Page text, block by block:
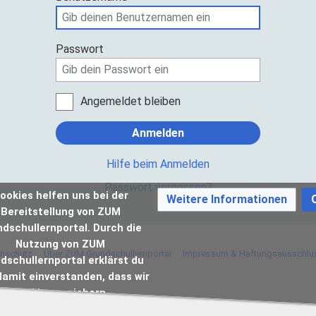
Passwort
Angemeldet bleiben
Anmelden
Hilfe beim Anmelden
Passwort vergessen?
Über ZUM Grundschullernportal Impressum &
helfen uns bei der
Bereitstellung von ZUM
Durch die
Nutzung von ZUM
erklärst du
einverstanden, dass wir
Cookies speichern.
Weitere Informationen